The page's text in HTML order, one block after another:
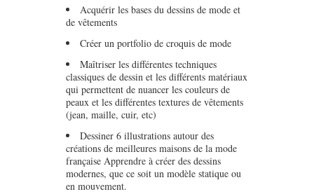
Acquérir les bases du dessins de mode et
de vêtements
Créer un portfolio de croquis de mode
Maîtriser les différentes techniques
classiques de dessin et les différents matériaux
qui permettent de nuancer les couleurs de
peaux et les différentes textures de vêtements
(jean, maille, cuir, etc)
Dessiner 6 illustrations autour des
créations de meilleures maisons de la mode
française Apprendre à créer des dessins
modernes, que ce soit un modèle statique ou
en mouvement.